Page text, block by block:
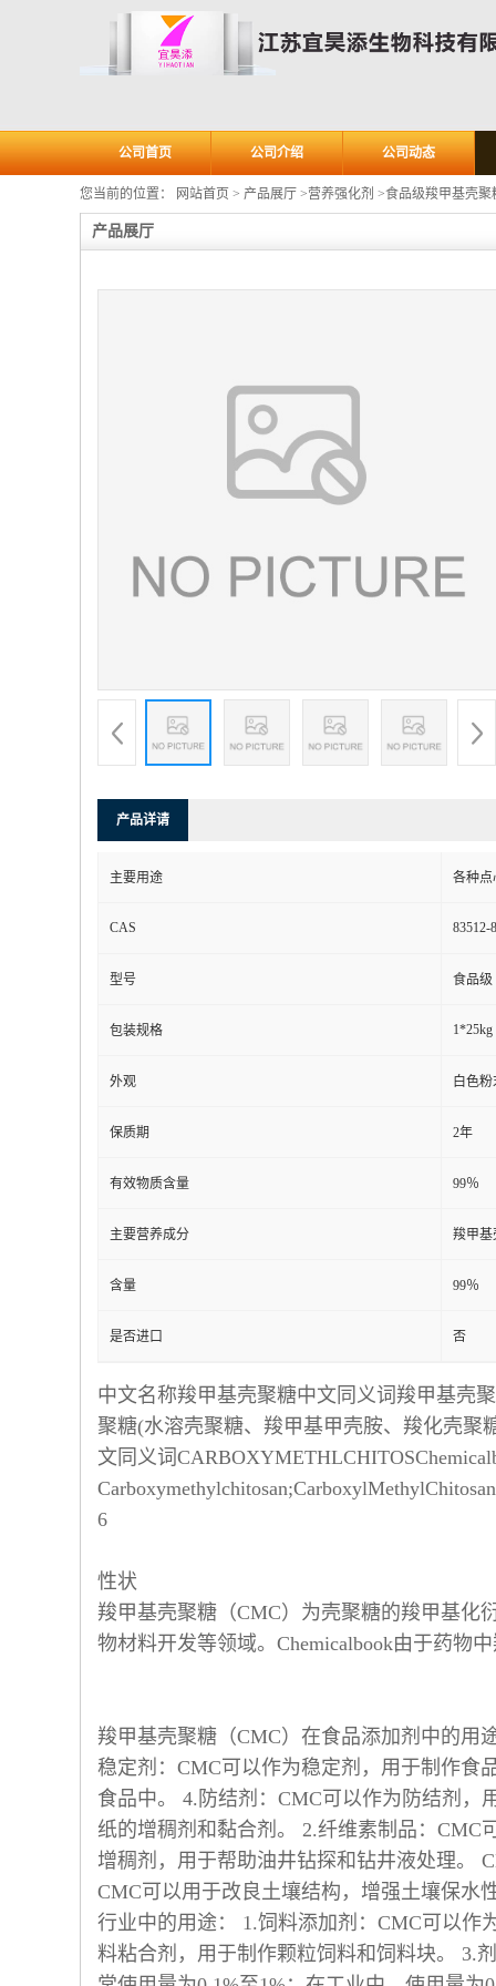
公司首页 公司介绍 公司动态
您当前的位置： 网站首页 > 产品展厅 >营养强化剂 >食品级羧甲基壳聚
产品展厅
产品详请
主要用途 各种点
CAS 83512-
型号 食品级
包装规格 1*25kg
外观 白色粉
保质期 2年
有效物质含量 99％
主要营养成分 羧甲基
含量 99％
是否进口 否
中文名称羧甲基壳聚糖中文同义词羧甲基壳
聚糖(水溶壳聚糖、羧甲基甲壳胺、羧化壳聚
文同义词
6
性状
羧甲基壳聚糖（CMC）为壳聚糖的羧甲基化
物材料开发等领域。Chemicalbook由于药物
羧甲基壳聚糖（CMC）在食品添加剂中的用
稳定剂：CMC可以作为稳定剂，用于制作食
食品中。 4.防结剂：CMC可以作为防结剂，
纸的增稠剂和黏合剂。 2.纤维素制品：
增稠剂，用于帮助油井钻探和钻井液处理。
CMC可以用于改良土壤结构，增强土壤保水
行业中的用途： 1.饲料添加剂：CMC可以作
料粘合剂，用于制作颗粒饲料和饲料块。 3.